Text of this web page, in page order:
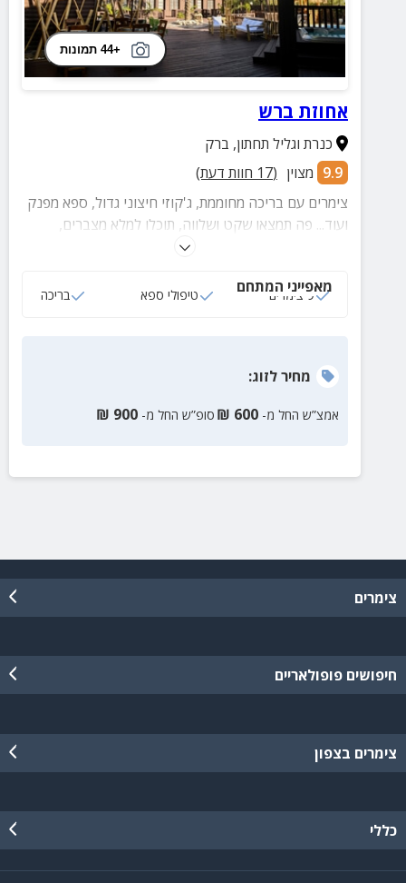
+44 תמונות
אחוזת ברש
כנרת וגליל תחתון, ברק
9.9 מצוין (
17 חוות דעת)
צימרים עם בריכה מחוממת, ג'קוזי חיצוני גדול, ספא מפנק
ועוד... פה תמצאו שקט ושלווה, תוכלו למלא מצברים,
לשמוע את ציוץ הציפורים ואת רחש המים הזורמים בנחל.
מאפייני המתחם
9 צימרים טיפולי ספא בריכה
מחירלזוג:
אמצ”ש החל מ- 600
₪ סופ”ש החל מ- 900
₪
צימרים
חיפושים פופולאריים
צימרים בצפון
כללי